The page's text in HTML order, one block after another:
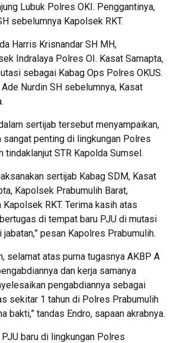
Lubuk Polres OKI. Penggantinya,
sebelumnya Kapolsek RKT.
Harris Krisnandar SH MH,
Indralaya Polres OI. Kasat Samapta,
sebagai Kabag Ops Polres OKUS.
Nurdin SH sebelumnya, Kasat
sertijab tersebut menyampaikan,
penting di lingkungan Polres
tindaklanjut STR Kapolda Sumsel.
sertijab Kabag SDM, Kasat
Kapolsek Prabumulih Barat,
RKT. Terima kasih atas
di tempat baru PJU di mutasi
pesan Kapolres Prabumulih.
selamat atas purna tugasnya AKBP A
dan kerja samanya
pengabdiannya sebagai
sekitar 1 tahun di Polres Prabumulih
bakti,” tandas Endro, sapaan akrabnya.
baru di lingkungan Polres